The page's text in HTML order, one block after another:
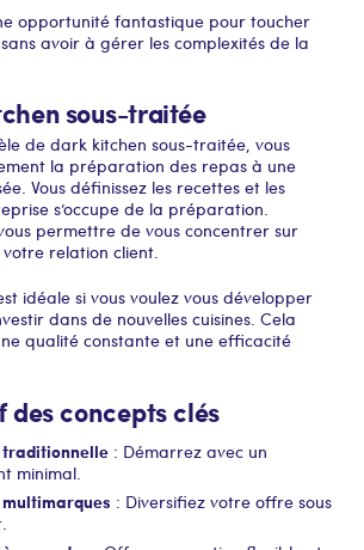
opportunité fantastique pour toucher
avoir à gérer les complexités de la
sous-traitée
de dark kitchen sous-traitée, vous
la préparation des repas à une
Vous définissez les recettes et les
s’occupe de la préparation.
permettre de vous concentrer sur
relation client.
idéale si vous voulez vous développer
dans de nouvelles cuisines. Cela
qualité constante et une efficacité
concepts clés
traditionnelle : Démarrez avec un
minimal.
: Diversifiez votre offre sous